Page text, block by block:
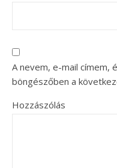
A nevem, e-mail címem,
böngészőben a
Hozzászólás